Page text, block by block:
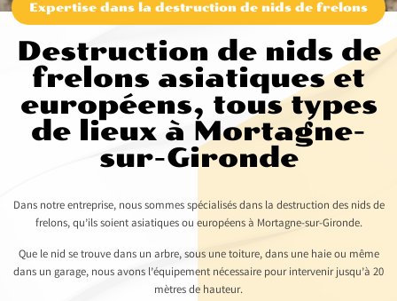
Expertise dans la destruction de nids de frelons
Destruction de nids de
frelons asiatiques et
européens, tous types
de lieux à Mortagne-
sur-Gironde
Dans notre entreprise, nous sommes spécialisés dans la destruction des nids de
frelons, qu’ils soient asiatiques ou européens à Mortagne-sur-Gironde.
Que le nid se trouve dans un arbre, sous une toiture, dans une haie ou même
dans un garage, nous avons l’équipement nécessaire pour intervenir jusqu’à 20
mètres de hauteur.